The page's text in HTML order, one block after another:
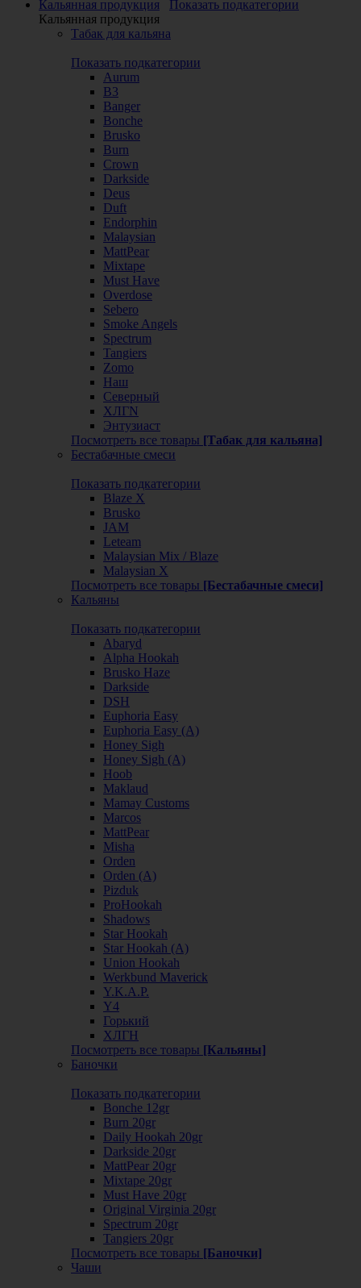
Кальянная продукция
Показать подкатегории
Кальянная продукция
Табак для кальяна
Показать подкатегории
Aurum
B3
Banger
Bonche
Brusko
Burn
Crown
Darkside
Deus
Duft
Endorphin
Malaysian
MattPear
Mixtape
Must Have
Overdose
Sebero
Smoke Angels
Spectrum
Tangiers
Zomo
Наш
Северный
ХЛГN
Энтузиаст
Посмотреть все товары [Табак для кальяна]
Бестабачные смеси
Показать подкатегории
Blaze X
Brusko
JAM
Leteam
Malaysian Mix / Blaze
Malaysian X
Посмотреть все товары [Бестабачные смеси]
Кальяны
Показать подкатегории
Abaryd
Alpha Hookah
Brusko Haze
Darkside
DSH
Euphoria Easy
Euphoria Easy (А)
Honey Sigh
Honey Sigh (А)
Hoob
Maklaud
Mamay Customs
Marcos
MattPear
Misha
Orden
Orden (А)
Pizduk
ProHookah
Shadows
Star Hookah
Star Hookah (А)
Union Hookah
Werkbund Maverick
Y.K.A.P.
Y4
Горький
ХЛГН
Посмотреть все товары [Кальяны]
Баночки
Показать подкатегории
Bonche 12gr
Burn 20gr
Daily Hookah 20gr
Darkside 20gr
MattPear 20gr
Mixtape 20gr
Must Have 20gr
Original Virginia 20gr
Spectrum 20gr
Tangiers 20gr
Посмотреть все товары [Баночки]
Чаши